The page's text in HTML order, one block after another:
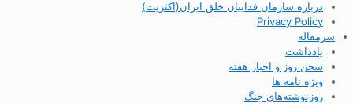
درباره سازمان فداییان خلق ایران(اکثریت)
Privacy Policy
سرمقاله
یادداشت
سخن روز و اخبار هفته
ویژه نامه ها
روزنوشته‌های جنگ